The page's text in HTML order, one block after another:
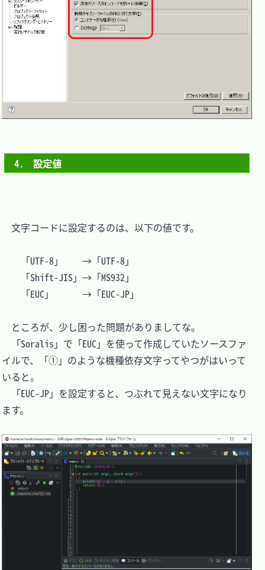
4.　設定値
文字コードに設定するのは、以下の値です。
ところが、少し困った問題がありましてな。
「Soralis」で「EUC」を使って作成していたソースファ
イルで、「①」のような機種依存文字ってやつがはいって
いると。
「EUC-JP」を設定すると、つぶれて見えない文字になり
ます。